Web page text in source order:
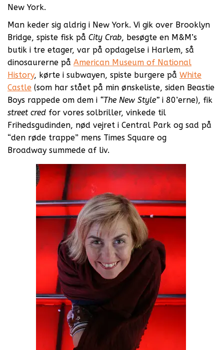
New York.
Man keder sig aldrig i New York. Vi gik over Brooklyn
Bridge, spiste fisk på City Crab, besøgte en M&M’s
butik i tre etager, var på opdagelse i Harlem, så
dinosaurerne på American Museum of National
History, kørte i subwayen, spiste burgere på White
Castle (som har stået på min ønskeliste, siden Beastie
Boys rappede om dem i “The New Style” i 80’erne), fik
street cred for vores solbriller, vinkede til
Frihedsgudinden, nød vejret i Central Park og sad på
“den røde trappe” mens Times Square og
Broadway summede af liv.